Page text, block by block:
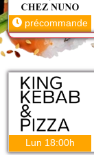
précommande
Lun 18:00h